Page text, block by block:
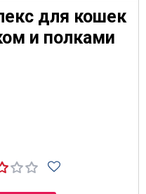
для кошек
и полками